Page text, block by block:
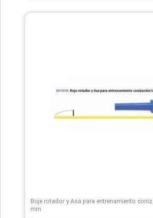
Buje rotador y Asa para entrenamiento
mm